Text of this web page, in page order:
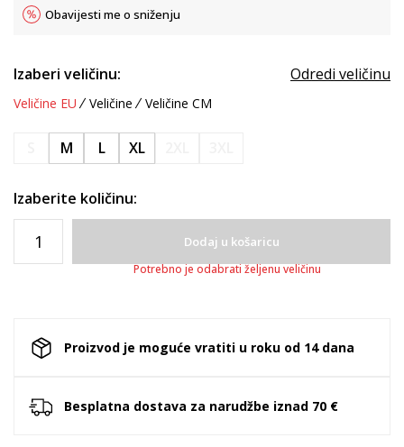
Obavijesti me o sniženju
Izaberi veličinu: Odredi veličinu
Veličine EU Veličine Veličine CM
M L XL
Izaberite količinu:
Dodaj u košaricu
Potrebno je odabrati željenu veličinu
Proizvod je moguće vratiti u roku od 14 dana
Besplatna dostava za narudžbe iznad 70 €